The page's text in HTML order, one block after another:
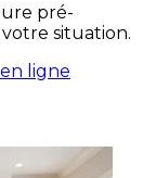
pré-
situation.
ligne